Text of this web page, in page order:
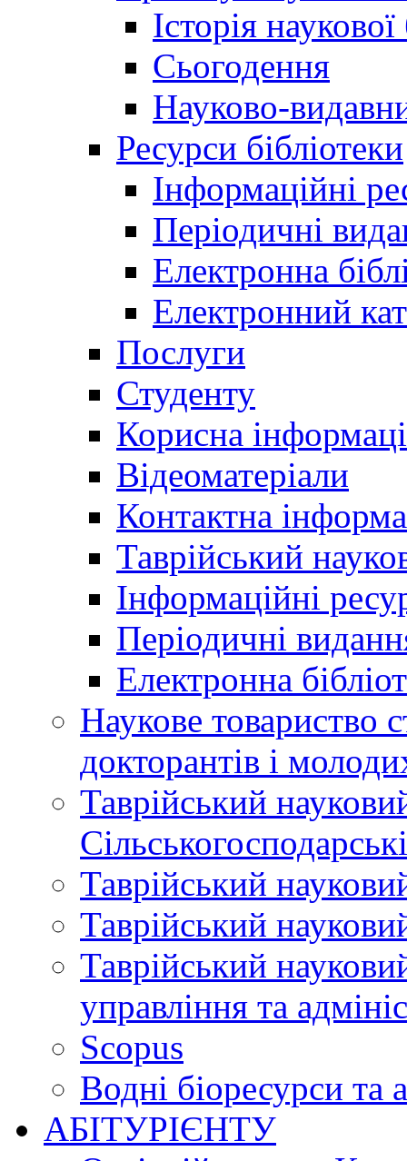
Історія
Сьогодення
Науково-
Ресурси бібліотеки
Інформаційні
Періодичні
Електронна
Електронний
Послуги
Студенту
Корисна
Відеоматеріали
Контактна
Таврійський
Інформаційні
Періодичні
Електронна
Наукове товариство
докторантів і
Таврійський
Таврійський
Таврійський
Таврійський
управління та
Scopus
Водні біоресурси та
АБІТУРІЄНТУ